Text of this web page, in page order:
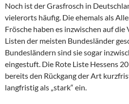
Noch ist der Grasfrosch in
vielerorts häufig. Die ehemals als
Frösche haben es inzwischen auf
Listen der meisten Bundesländer
Bundesländern sind sie sogar
eingestuft. Die Rote Liste Hessens
bereits den Rückgang der Art
langfristig als „stark“ ein.